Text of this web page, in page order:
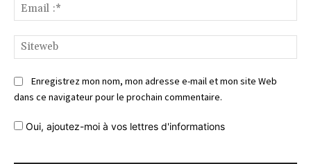
:*
Enregistrez mon nom, mon adresse e-mail et mon site Web
dans ce navigateur pour le prochain commentaire.
Oui, ajoutez-moi à vos lettres d'informations